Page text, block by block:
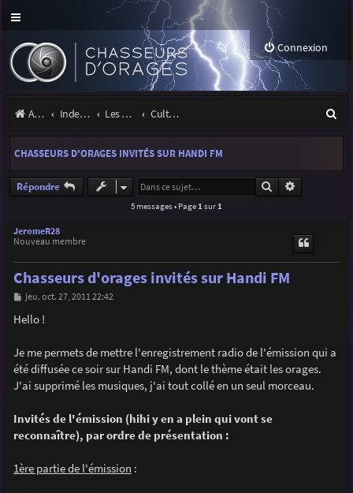
Connexion
Accueil Index du forum Les orages Culture & médias
e
CHASSEURS D'ORAGES INVITÉS SUR HANDI FM
Répondre Rechercher
5 messages • Page 1 sur 1
JeromeR28
Nouveau membre
Chasseurs d'orages invités sur Handi FM
M
s
s
e
jeu. oct. 27, 2011 22:42
Hello !
Je me permets de mettre l'enregistrement radio de l'émission qui a
été diffusée ce soir sur Handi FM, dont le thème était les orages.
J'ai supprimé les musiques, j'ai tout collé en un seul morceau.
Invités de l'émission (hihi y en a plein qui vont se
reconnaître), par ordre de présentation :
1ère partie de l'émission :